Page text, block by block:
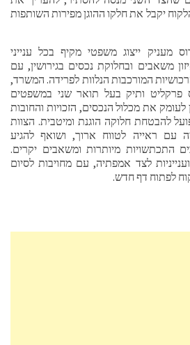
יקבל את חלקו ההוגן מפירות השותפות
מעניק ייצוג משפטי מקיף בכל ענייני
משאבים ובחלוקת נכסים בגירושין, עם
המורכבות הנלוות לפרידה. המשרד,
פרקליט ותיק בעל תואר שני במשפטים
לעומק את מכלול הנכסים, הזכויות והחובות
להבטחת חלוקה הוגנת ומיטבית. הצוות
עם ראייה לטווח ארוך, ושואף להגיע
התכתשויות מיותרות ומשאבים יקרים.
לצד אמפתיה, עם מחויבות לסיום
לפתוח דף חדש.